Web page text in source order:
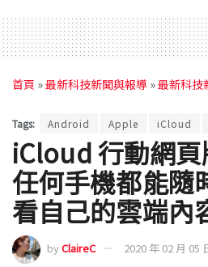
首頁 »最新科技新聞與報導 »最新科技
Tags: Android Apple iCloud
iCloud 行動網頁
任何手機都能隨
看自己的雲端內
byClaireC 2020 年 02 月 05